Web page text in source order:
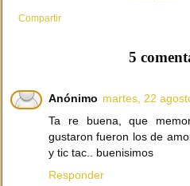
Compartir
5
Anónimo martes, 22
Ta re buena, que
gustaron fueron los de
y tic tac.. buenisimos
Responder